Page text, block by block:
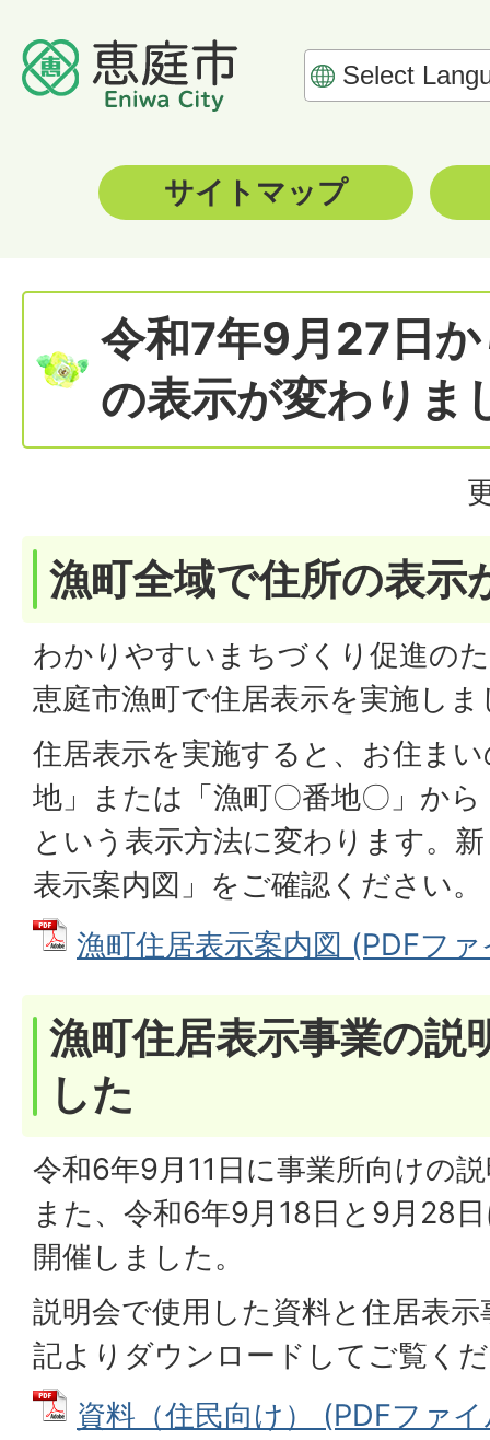
サイトマップ
令和7年9月27日
の表示が変わりま
漁町全域で住所の表示
わかりやすいまちづくり促進の
恵庭市漁町で住居表示を実施しま
住居表示を実施すると、お住ま
地」または「漁町〇番地〇」か
という表示方法に変わります。
表示案内図」をご確認ください
漁町住居表示案内図 (PDFフ
漁町住居表示事業の説
した
令和6年9月11日に事業所向けの
また、令和6年9月18日と9月28
開催しました。
説明会で使用した資料と住居表
記よりダウンロードしてご覧く
資料（住民向け） (PDFファ